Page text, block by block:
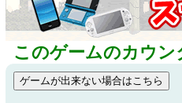
このゲームのカウン